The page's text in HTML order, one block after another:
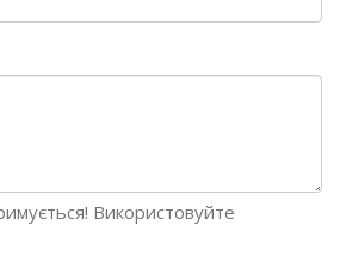
Використовуйте